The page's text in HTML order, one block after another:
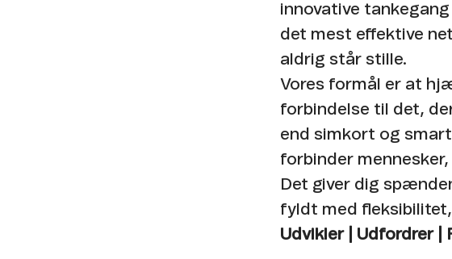
innovative
det mest effektive
aldrig står stille. ​
Vores formål er at
forbindelse til det,
end simkort og
forbinder
Det giver dig
fyldt med
Udvikler | Udfordrer |